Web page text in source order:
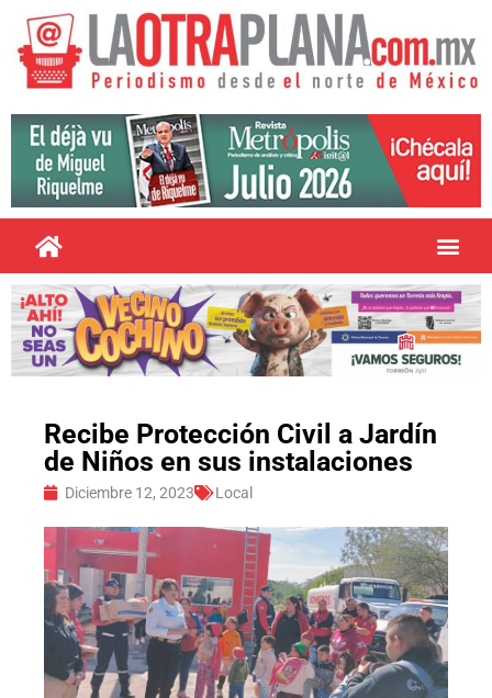
Recibe Protección Civil a Jardín
de Niños en sus instalaciones
Diciembre 12, 2023 Local